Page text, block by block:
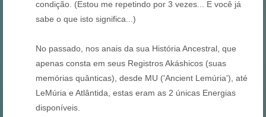
condição. (Estou me repetindo por 3 vezes... E você já
sabe o que isto significa...)
No passado, nos anais da sua História Ancestral, que
apenas consta em seus Registros Akáshicos (suas
memórias quânticas), desde MU ('Ancient Lemúria'), até
LeMúria e Atlântida, estas eram as 2 únicas Energias
disponíveis.